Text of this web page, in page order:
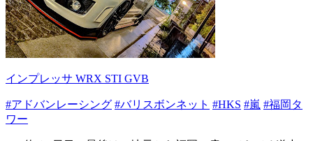
インプレッサ WRX STI GVB
#アドバンレーシング #バリスボンネット #HKS #嵐 #福岡タ
ワー